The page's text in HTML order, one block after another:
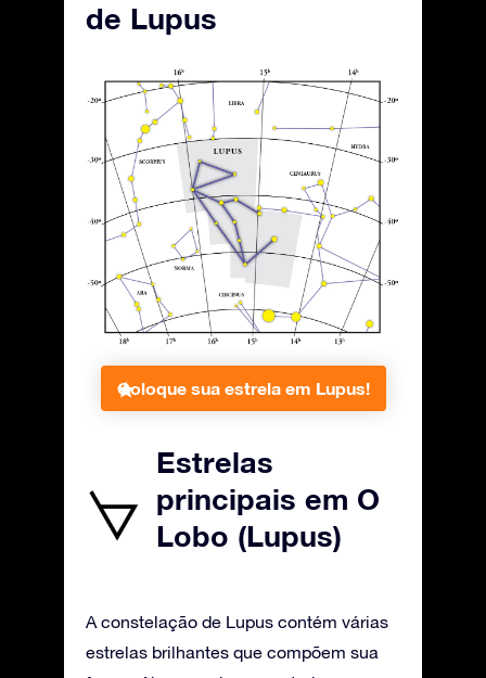
de Lupus
Coloque sua estrela em Lupus!
Estrelas
principais em O
Lobo (Lupus)
A constelação de Lupus contém várias
estrelas brilhantes que compõem sua